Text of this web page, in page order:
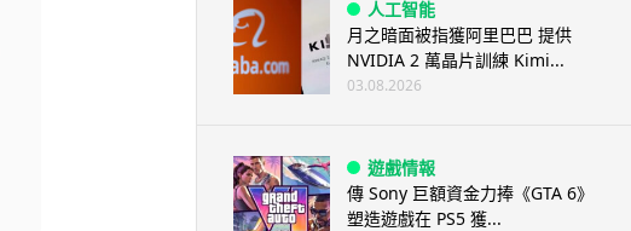
人工智能
月之暗面被指獲阿里巴巴 提供
NVIDIA 2 萬晶片訓練 Kimi...
03.08.2026
遊戲情報
傳 Sony 巨額資金力捧《GTA 6》
塑造遊戲在 PS5 獲...